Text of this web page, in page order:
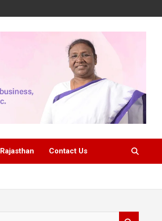
Rajasthan Contact Us